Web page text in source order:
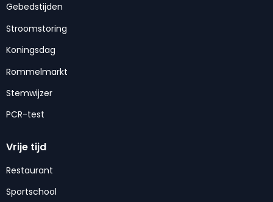
Gebedstijden
Stroomstoring
Koningsdag
Rommelmarkt
Stemwijzer
PCR-test
Vrije tijd
Restaurant
Sportschool